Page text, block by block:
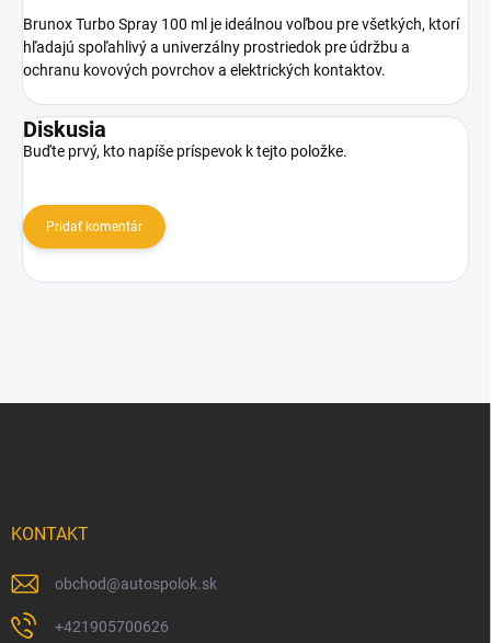
Brunox Turbo Spray 100 ml je ideálnou voľbou pre všetkých, ktorí
hľadajú spoľahlivý a univerzálny prostriedok pre údržbu a
ochranu kovových povrchov a elektrických kontaktov.
Diskusia
Buďte prvý, kto napíše príspevok k tejto položke.
Pridať komentár
KONTAKT
obchod@autospolok.sk
+421905700626